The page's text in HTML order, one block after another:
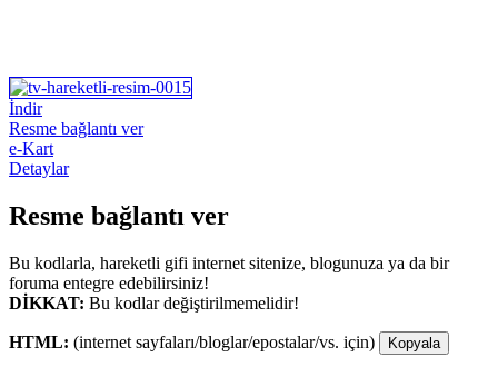
İndir
Resme bağlantı ver
e-Kart
Detaylar
Resme bağlantı ver
Bu kodlarla, hareketli gifi internet sitenize, blogunuza ya da bir
foruma entegre edebilirsiniz!
DİKKAT: Bu kodlar değiştirilmemelidir!
HTML: (internet sayfaları/bloglar/epostalar/vs. için) Kopyala